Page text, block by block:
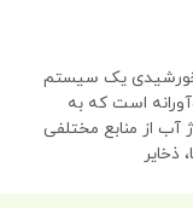
یک سیستم
است که به
آب از منابع مختلفی
ذخایر